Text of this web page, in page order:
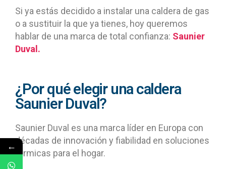
Si ya estás decidido a instalar una caldera de gas
o a sustituir la que ya tienes, hoy queremos
hablar de una marca de total confianza: Saunier
Duval.
¿Por qué elegir una caldera
Saunier Duval?
Saunier Duval es una marca líder en Europa con
décadas de innovación y fiabilidad en soluciones
térmicas para el hogar.
←